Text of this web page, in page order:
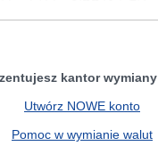
kantor
Utwórz NOWE konto
Pomoc w wymianie walut